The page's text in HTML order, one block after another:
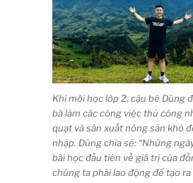
Khi mới học lớp 2, cậu bé Dũng
bà làm các công việc thủ công
quạt và sản xuất nông sản khô
nhập. Dũng chia sẻ: “Những
bài học đầu tiên về giá trị của
chúng ta phải lao động để tạo ra